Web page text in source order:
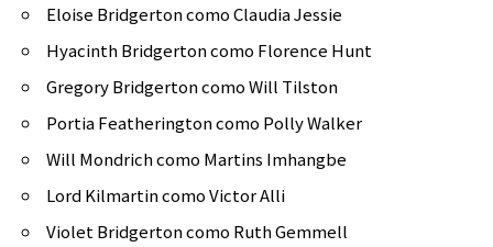
Eloise Bridgerton como Claudia Jessie
Hyacinth Bridgerton como Florence Hunt
Gregory Bridgerton como Will Tilston
Portia Featherington como Polly Walker
Will Mondrich como Martins Imhangbe
Lord Kilmartin como Victor Alli
Violet Bridgerton como Ruth Gemmell